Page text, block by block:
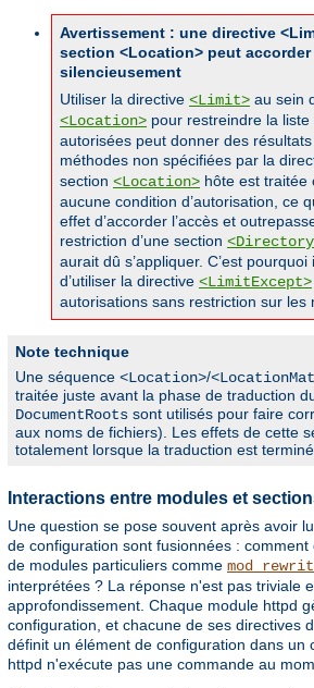
Avertissement : une directive
section <Location> peut
silencieusement
Utiliser la directive <Limit> au sein
<Location> pour restreindre la
autorisées peut donner des
méthodes non spécifiées par la
section <Location> hôte est traitée
aucune condition d’autorisation, ce
effet d’accorder l’accès et
restriction d’une section
aurait dû s’appliquer. C’est
d’utiliser la directive <LimitExcept>
autorisations sans restriction sur les
Note technique
Une séquence <Location>/
traitée juste avant la phase de traduction
DocumentRoots sont utilisés pour faire
aux noms de fichiers). Les effets de cette
totalement lorsque la traduction est
Interactions entre modules et
Une question se pose souvent après avoir
de configuration sont fusionnées :
de modules particuliers comme
interprétées ? La réponse n'est pas triviale
approfondissement. Chaque module httpd
configuration, et chacune de ses directives
définit un élément de configuration dans un
httpd n'exécute pas une commande au